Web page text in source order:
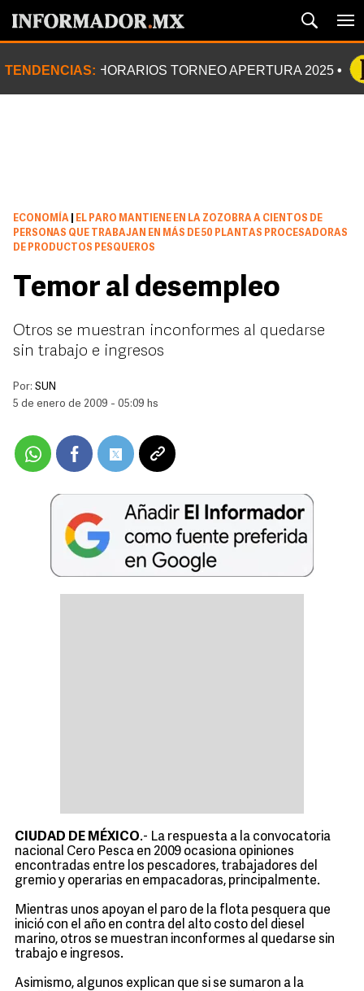
TENDENCIAS: HORARIOS TORNEO APERTURA 2025
ECONOMÍA
EL PARO MANTIENE EN LA ZOZOBRA A CIENTOS DE
PERSONAS QUE TRABAJAN EN MÁS DE 50 PLANTAS PROCESADORAS
DE PRODUCTOS PESQUEROS
Temor al desempleo
Otros se muestran inconformes al quedarse
sin trabajo e ingresos
Por: SUN
5 de enero de 2009 - 05:09 hs
CIUDAD DE MÉXICO.- La respuesta a la convocatoria
nacional Cero Pesca en 2009 ocasiona opiniones
encontradas entre los pescadores, trabajadores del
gremio y operarias en empacadoras, principalmente.
Mientras unos apoyan el paro de la flota pesquera que
inició con el año en contra del alto costo del diesel
marino, otros se muestran inconformes al quedarse sin
trabajo e ingresos.
Asimismo, algunos explican que si se sumaron a la